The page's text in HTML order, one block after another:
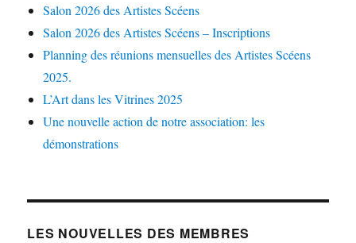
Salon 2026 des Artistes Scéens
Salon 2026 des Artistes Scéens – Inscriptions
Planning des réunions mensuelles des Artistes Scéens
2025.
L’Art dans les Vitrines 2025
Une nouvelle action de notre association: les
démonstrations
LES NOUVELLES DES MEMBRES